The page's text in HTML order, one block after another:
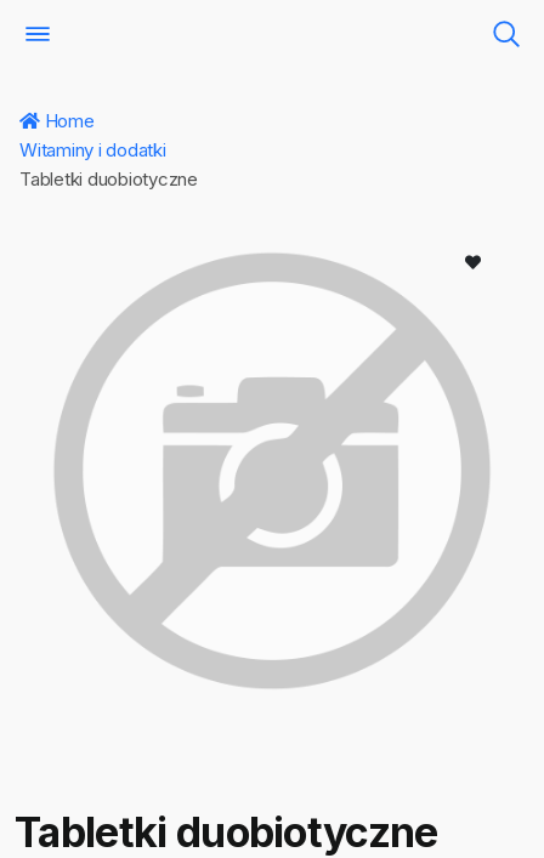
Home
Witaminy i dodatki
Tabletki duobiotyczne
Tabletki duobiotyczne